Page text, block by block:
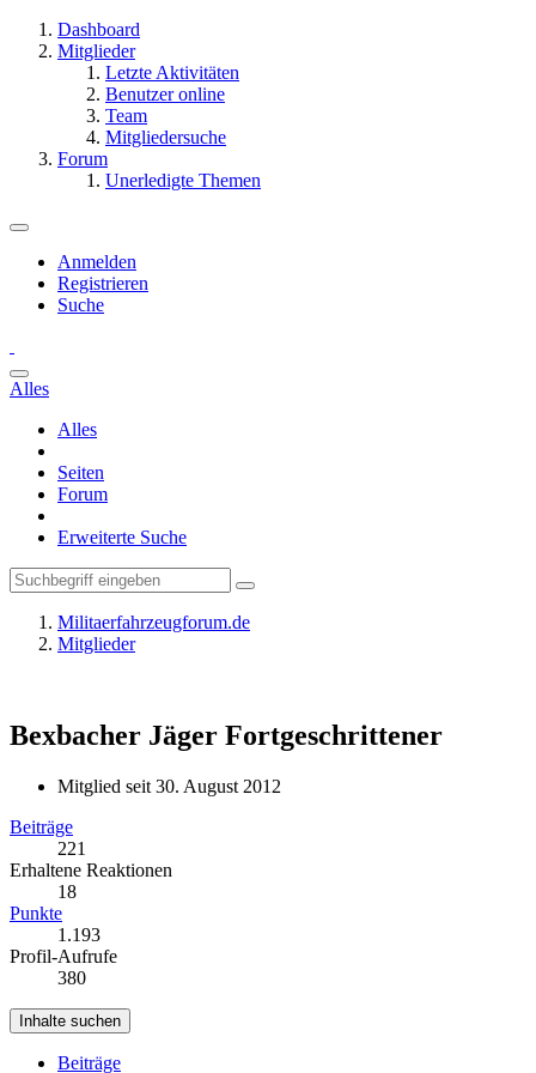
Dashboard
Mitglieder
Letzte Aktivitäten
Benutzer online
Team
Mitgliedersuche
Forum
Unerledigte Themen
Anmelden
Registrieren
Suche
Alles
Alles
Seiten
Forum
Erweiterte Suche
Militaerfahrzeugforum.de
Mitglieder
Bexbacher Jäger Fortgeschrittener
Mitglied seit 30. August 2012
Beiträge
221
Erhaltene Reaktionen
18
Punkte
1.193
Profil-Aufrufe
380
Inhalte suchen
Beiträge